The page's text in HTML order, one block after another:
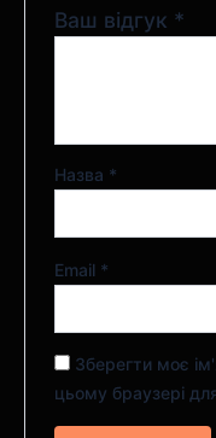
Ваш відгук *
Назва *
Email *
Зберегти моє
цьому браузері